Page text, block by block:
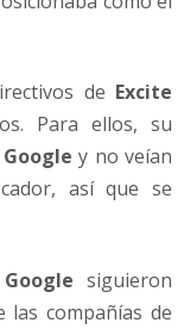
de Excite
Para ellos, su
Google y no veían
así que se
Google siguieron
compañías de